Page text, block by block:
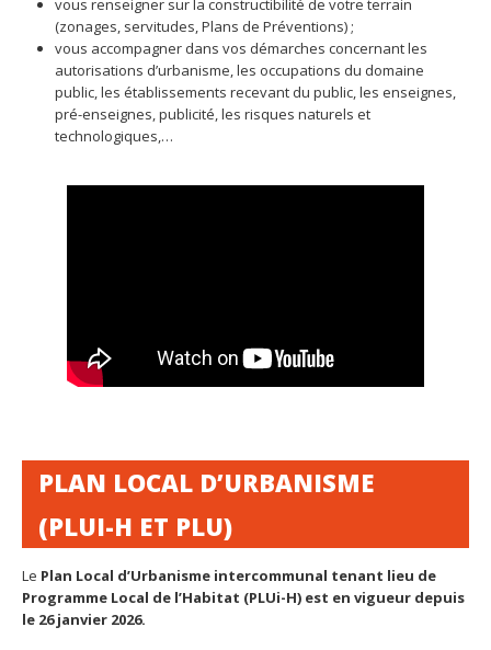
vous renseigner sur la constructibilité de votre terrain
(zonages, servitudes, Plans de Préventions) ;
vous accompagner dans vos démarches concernant les
autorisations d’urbanisme, les occupations du domaine
public, les établissements recevant du public, les enseignes,
pré-enseignes, publicité, les risques naturels et
technologiques,…
PLAN LOCAL D’URBANISME
(PLUI-H ET PLU)
Le Plan Local d’Urbanisme intercommunal tenant lieu de
Programme Local de l’Habitat (PLUi-H) est en vigueur depuis
le 26 janvier 2026.